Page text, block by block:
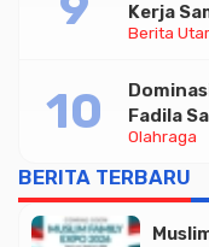
Berita
Kerja
Triliun
Olahraga
Fadila
BERITA TERBARU